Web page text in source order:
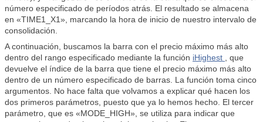
número especificado de períodos atrás. El resultado se almacena
en «TIME1_X1», marcando la hora de inicio de nuestro intervalo de
consolidación.
A continuación, buscamos la barra con el precio máximo más alto
dentro del rango especificado mediante la función iHighest , que
devuelve el índice de la barra que tiene el precio máximo más alto
dentro de un número especificado de barras. La función toma cinco
argumentos. No hace falta que volvamos a explicar qué hacen los
dos primeros parámetros, puesto que ya lo hemos hecho. El tercer
parámetro, que es «MODE_HIGH», se utiliza para indicar que